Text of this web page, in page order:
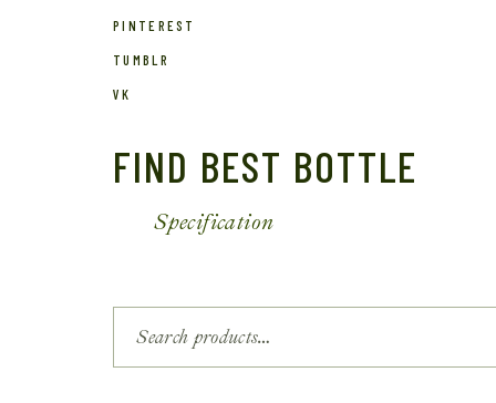
PINTEREST
TUMBLR
VK
FIND BEST BOTTLE
Specification
Search